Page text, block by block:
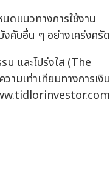
ดแนวทางการใช้งาน
คับอื่น ๆ อย่างเคร่งครัด
ม และโปร่งใส (The
มเท่าเทียมทางการเงิน